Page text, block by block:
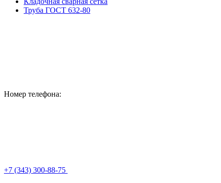
Труба ГОСТ 632-80
Номер телефона:
+7 (343) 300-88-75